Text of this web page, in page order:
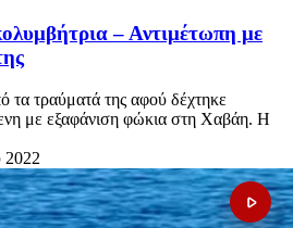
– Αντιμέτωπη με
τα τραύματά της αφού δέχτηκε
με εξαφάνιση φώκια στη Χαβάη. Η
2022